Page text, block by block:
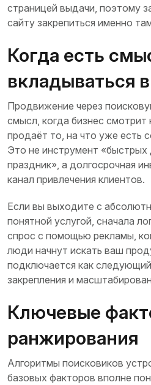
страницей выдачи, поэтому
сайту закрепиться именно
Когда есть
вкладываться в
Продвижение через
смысл, когда бизнес смотрит
продаёт то, на что уже есть
Это не инструмент «быстрых
праздник», а долгосрочная
канал привлечения клиентов.
Если вы выходите с
понятной услугой, сначала
спрос с помощью рекламы,
люди начнут искать ваш
подключается как
закрепления и
Ключевые
ранжирования
Алгоритмы поисковиков
базовых факторов вполне